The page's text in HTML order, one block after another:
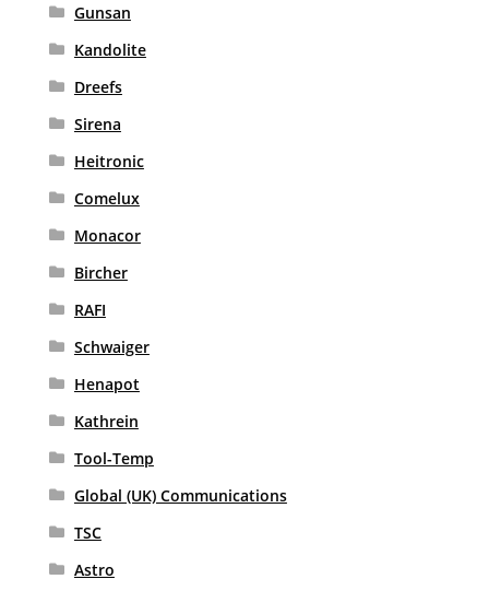
Gunsan
Kandolite
Dreefs
Sirena
Heitronic
Comelux
Monacor
Bircher
RAFI
Schwaiger
Henapot
Kathrein
Tool-Temp
Global (UK) Communications
TSC
Astro